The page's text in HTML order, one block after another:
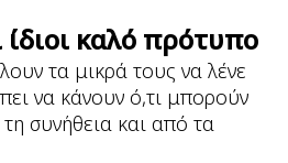
καλό πρότυπο
τα μικρά τους να λένε
να κάνουν ό,τι μπορούν
συνήθεια και από τα